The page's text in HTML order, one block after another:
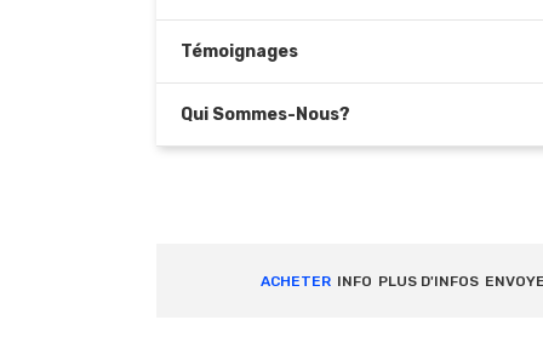
Témoignages
Qui Sommes-Nous?
ACHETER INFO PLUS D'INFOS